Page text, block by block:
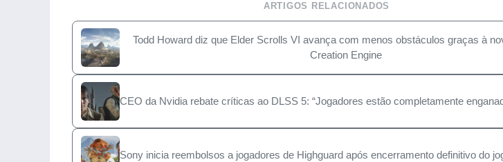
ARTIGOS RELACIONADOS
Todd Howard diz que Elder Scrolls VI avança com menos obstáculos graças à
Creation Engine
CEO da Nvidia rebate críticas ao DLSS 5: “Jogadores estão completamente
Sony inicia reembolsos a jogadores de Highguard após encerramento definitivo do